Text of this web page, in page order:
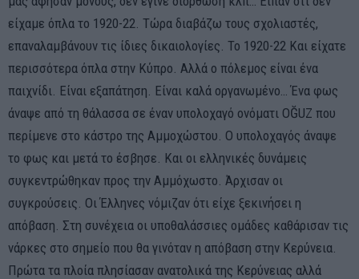
είχαμε όπλα το 1920-22. Τώρα διαβάζω τους σχολιαστές,
επαναλαμβάνουν τις ίδιες δικαιολογίες. Το 1920-22 Και είχατε
περισσότερα όπλα στην Κύπρο. Αλλά ο πόλεμος είναι ένα
παιχνίδι. Είναι εξαπάτηση. Είναι καλά οργανωμένο… Ένα φως
άναψε από τη θάλασσα σε έναν υπολοχαγό ονόματι OĞUZ που
περίμενε στο κάστρο της Αμμοχώστου. Ο υπολοχαγός άναψε
το φως και μετά το έσβησε. Και οι ελληνικές δυνάμεις
συγκεντρώθηκαν προς την Αμμόχωστο. Άρχισαν οι
συγκρούσεις. Οι Έλληνες νόμιζαν ότι είχε ξεκινήσει η
απόβαση. Στη συνέχεια οι υποθαλάσσιες ομάδες καθάρισαν τις
νάρκες στο σημείο που θα γινόταν η απόβαση στην Κερύνεια.
Πρώτα τα πλοία πλησίασαν ανατολικά της Κερύνειας αλλά